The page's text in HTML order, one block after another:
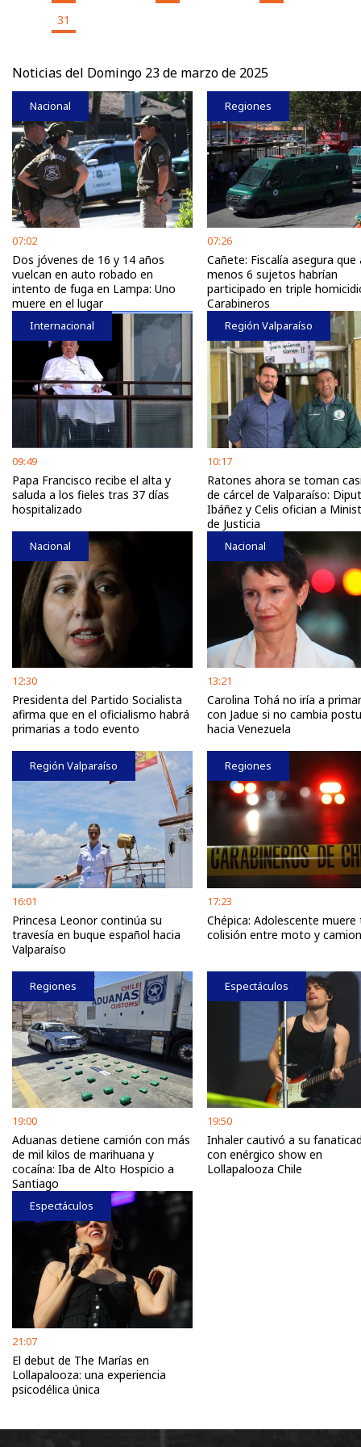
31
Noticias del Domingo 23 de marzo de 2025
Nacional
07:02
Dos jóvenes de 16 y 14 años
vuelcan en auto robado en
intento de fuga en Lampa: Uno
muere en el lugar
Regiones
07:26
Cañete: Fiscalía asegura que
menos 6 sujetos habrían
participado en triple
Carabineros
Internacional
09:49
Papa Francisco recibe el alta y
saluda a los fieles tras 37 días
hospitalizado
Región Valparaíso
10:17
Ratones ahora se toman
de cárcel de Valparaíso:
Ibáñez y Celis ofician a
de Justicia
Nacional
12:30
Presidenta del Partido Socialista
afirma que en el oficialismo habrá
primarias a todo evento
Nacional
13:21
Carolina Tohá no iría a
con Jadue si no cambia
hacia Venezuela
Región Valparaíso
16:01
Princesa Leonor continúa su
travesía en buque español hacia
Valparaíso
Regiones
17:23
Chépica: Adolescente muere
colisión entre moto y
Regiones
19:00
Aduanas detiene camión con más
de mil kilos de marihuana y
cocaína: Iba de Alto Hospicio a
Santiago
Espectáculos
19:50
Inhaler cautivó a su
con enérgico show en
Lollapalooza Chile
Espectáculos
21:07
El debut de The Marías en
Lollapalooza: una experiencia
psicodélica única